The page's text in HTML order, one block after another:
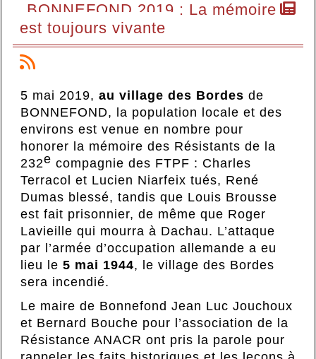
BONNEFOND 2019 : La mémoire
est toujours vivante
5 mai 2019, au village des Bordes de
BONNEFOND, la population locale et des
environs est venue en nombre pour
honorer la mémoire des Résistants de la
232e compagnie des FTPF : Charles
Terracol et Lucien Niarfeix tués, René
Dumas blessé, tandis que Louis Brousse
est fait prisonnier, de même que Roger
Lavieille qui mourra à Dachau. L’attaque
par l’armée d’occupation allemande a eu
lieu le 5 mai 1944, le village des Bordes
sera incendié.
Le maire de Bonnefond Jean Luc Jouchoux
et Bernard Bouche pour l’association de la
Résistance ANACR ont pris la parole pour